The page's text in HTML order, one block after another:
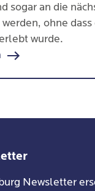
sogar an die
ohne
wurde.
Newsletter